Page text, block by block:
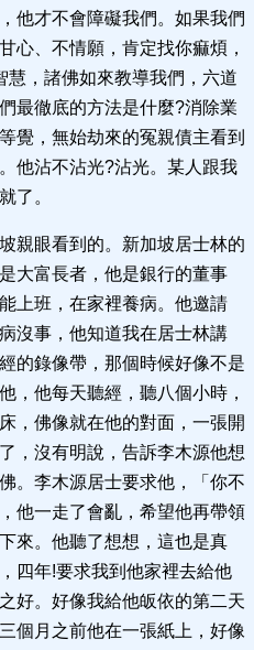
他才不會障礙我們。如果我們
心、不情願，肯定找你痲煩，
，諸佛如來教導我們，六道
最徹底的方法是什麼?消除業
覺，無始劫來的冤親債主看到
他沾不沾光?沾光。某人跟我
了。
親眼看到的。新加坡居士林的
大富長者，他是銀行的董事
上班，在家裡養病。他邀請
沒事，他知道我在居士林講
的錄像帶，那個時候好像不是
，他每天聽經，聽八個小時，
，佛像就在他的對面，一張開
，沒有明說，告訴李木源他想
。李木源居士要求他，「你不
他一走了會亂，希望他再帶領
來。他聽了想想，這也是真
四年!要求我到他家裡去給他
好。好像我給他皈依的第二天
個月之前他在一張紙上，好像